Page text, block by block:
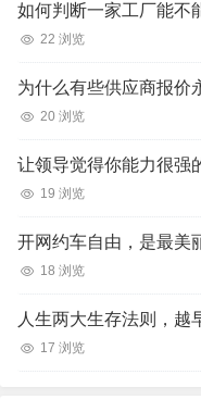
如何判断一家工厂能不
22 浏览
为什么有些供应商报价
20 浏览
让领导觉得你能力很强
19 浏览
开网约车自由，是最美
18 浏览
人生两大生存法则，越
17 浏览